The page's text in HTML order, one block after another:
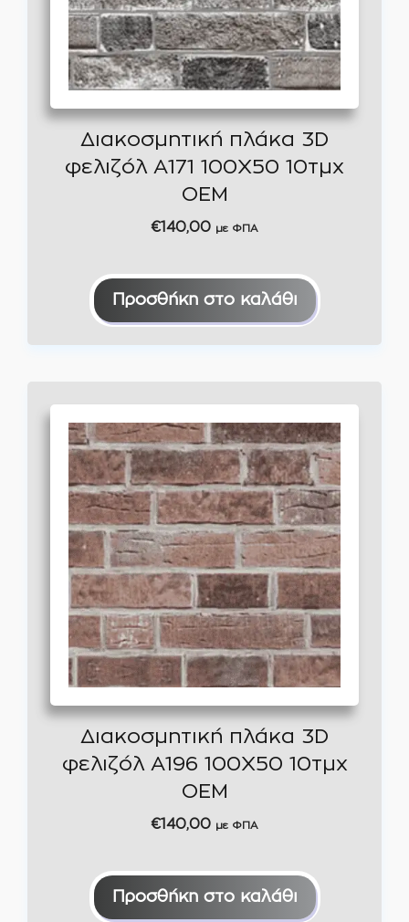
Διακοσμητική πλάκα 3D
φελιζόλ A171 100Χ50 10τμχ
OEM
€140,00 με ΦΠΑ
Προσθήκη στο καλάθι
Διακοσμητική πλάκα 3D
φελιζόλ A196 100Χ50 10τμχ
OEM
€140,00 με ΦΠΑ
Προσθήκη στο καλάθι